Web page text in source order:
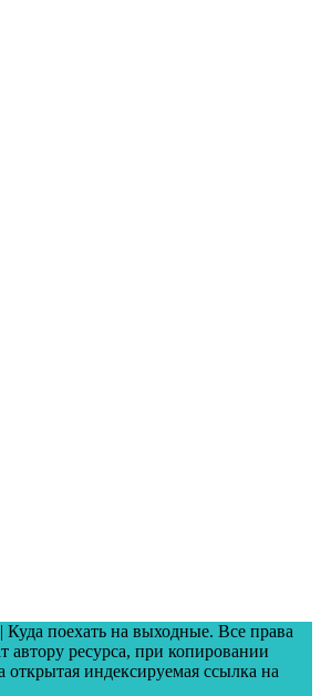
| Куда поехать на выходные. Все права
автору ресурса, при копировании
открытая индексируемая ссылка на